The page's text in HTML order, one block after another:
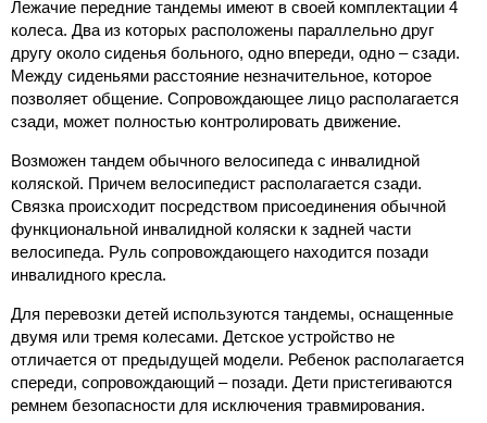
Лежачие передние тандемы имеют в своей комплектации 4
колеса. Два из которых расположены параллельно друг
другу около сиденья больного, одно впереди, одно – сзади.
Между сиденьями расстояние незначительное, которое
позволяет общение. Сопровождающее лицо располагается
сзади, может полностью контролировать движение.
Возможен тандем обычного велосипеда с инвалидной
коляской. Причем велосипедист располагается сзади.
Связка происходит посредством присоединения обычной
функциональной инвалидной коляски к задней части
велосипеда. Руль сопровождающего находится позади
инвалидного кресла.
Для перевозки детей используются тандемы, оснащенные
двумя или тремя колесами. Детское устройство не
отличается от предыдущей модели. Ребенок располагается
спереди, сопровождающий – позади. Дети пристегиваются
ремнем безопасности для исключения травмирования.